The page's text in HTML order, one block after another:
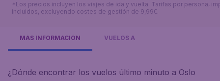
*Los precios incluyen los viajes de ida y vuelta. Tarifas por persona,
incluidos, excluyendo costes de gestión de 9,99€.
MÁS INFORMACIÓN VUELOS A
¿Dónde encontrar los vuelos último minuto a Oslo